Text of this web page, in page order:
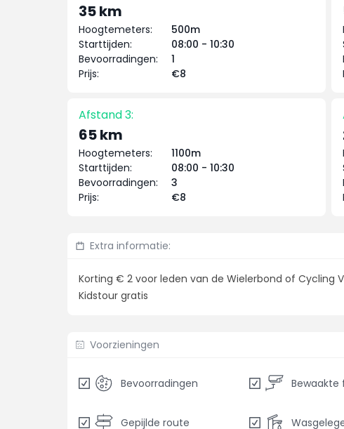
35 km
Hoogtemeters:
500m
Starttijden:
08:00 - 10:30
Bevoorradingen:
1
Prijs:
€8
Afstand 3:
65 km
Hoogtemeters:
1100m
Starttijden:
08:00 - 10:30
Bevoorradingen:
3
Prijs:
€8
Extra informatie:
Korting € 2 voor leden van de Wielerbond of Cycling
Kidstour gratis
Voorzieningen
Bevoorradingen
Gepijlde route